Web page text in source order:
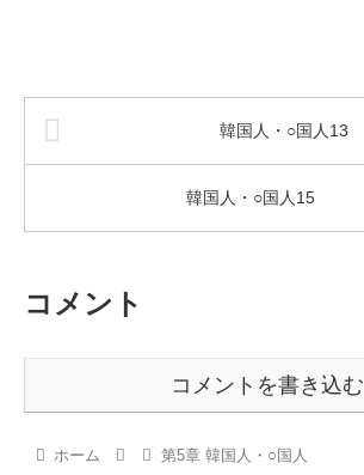
韓国人・○国人13
韓国人・○国人15
コメント
コメントを書き込む
ホーム 第5章 韓国人・○国人